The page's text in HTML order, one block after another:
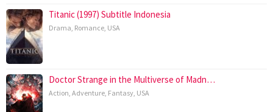
Titanic (1997) Subtitle Indonesia
Drama, Romance, USA
Doctor Strange in the Multiverse of Madn…
Action, Adventure, Fantasy, USA